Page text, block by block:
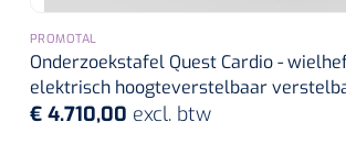
PROMOTAL
Onderzoekstafel Quest Cardio -
elektrisch hoogteverstelbaar
€ 4.710,00 excl. btw